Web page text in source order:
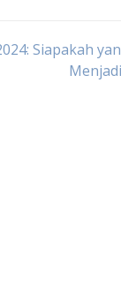
Siapakah